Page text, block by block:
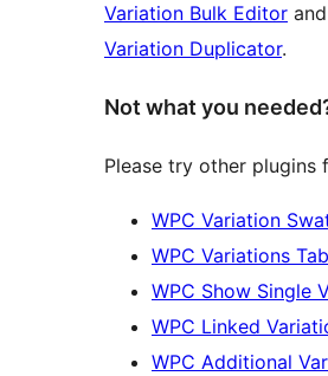
Variation Bulk Editor and
Variation Duplicator.
Not what you
Please try other plugins
WPC Variation
WPC Variations
WPC Show Single
WPC Linked
WPC Additional